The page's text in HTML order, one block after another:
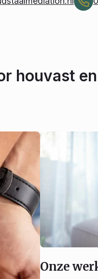
houvast
Onze